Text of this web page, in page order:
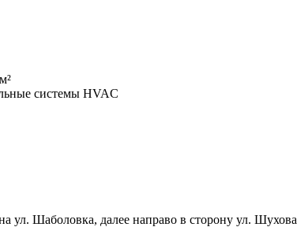
системы HVAC
ул. Шаболовка, далее направо в сторону ул. Шухова